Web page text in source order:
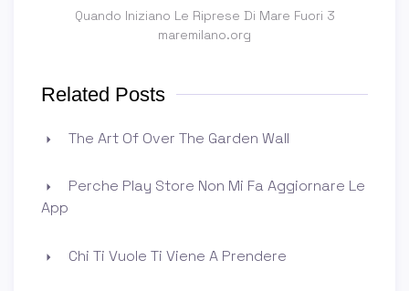
Quando Iniziano Le Riprese Di Mare Fuori 3
maremilano.org
Related Posts
The Art Of Over The Garden Wall
Perche Play Store Non Mi Fa Aggiornare Le
App
Chi Ti Vuole Ti Viene A Prendere